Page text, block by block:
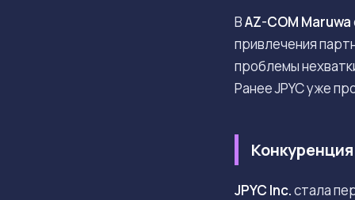
ВAZ-COM Maruwa
привлечения
проблемы
Ранее JPYC уже
JPYC Inc.стала